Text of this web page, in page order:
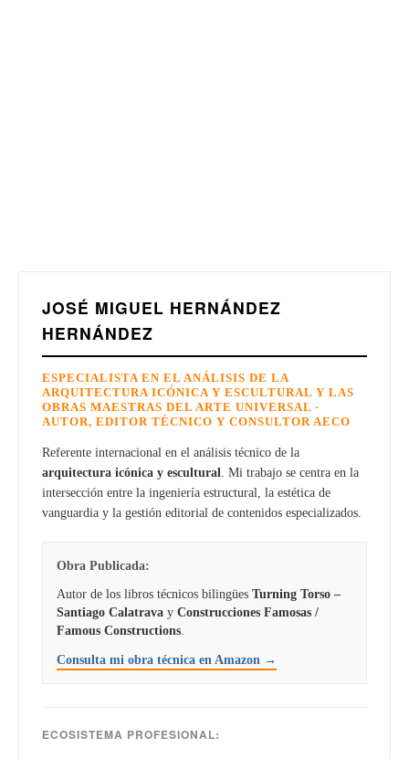
JOSÉ MIGUEL HERNÁNDEZ
HERNÁNDEZ
ESPECIALISTA EN EL ANÁLISIS DE LA
ARQUITECTURA ICÓNICA Y ESCULTURAL Y LAS
OBRAS MAESTRAS DEL ARTE UNIVERSAL ·
AUTOR, EDITOR TÉCNICO Y CONSULTOR AECO
Referente internacional en el análisis técnico de la
arquitectura icónica y escultural. Mi trabajo se centra en la
intersección entre la ingeniería estructural, la estética de
vanguardia y la gestión editorial de contenidos especializados.
Obra Publicada:
Autor de los libros técnicos bilingües Turning Torso –
Santiago Calatrava y Construcciones Famosas /
Famous Constructions
Consulta mi obra técnica en Amazon →
ECOSISTEMA PROFESIONAL: